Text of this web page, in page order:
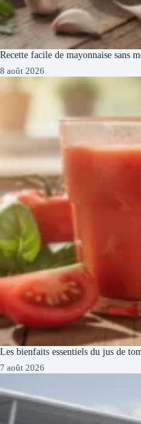
Recette facile de mayonnaise sans
8 août 2026
Les bienfaits essentiels du jus de
7 août 2026